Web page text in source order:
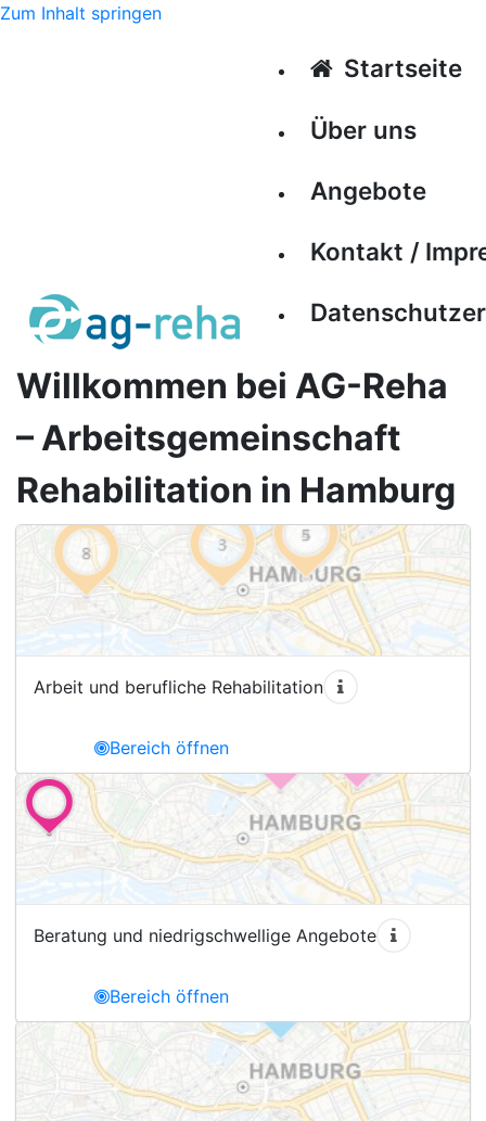
Zum Inhalt springen
Startseite
Über uns
Angebote
Kontakt /
Willkommen bei AG-Reha
– Arbeitsgemeinschaft
Rehabilitation in Hamburg
Arbeit und berufliche Rehabilitation
Bereich öffnen
Beratung und niedrigschwellige Angebote
Bereich öffnen